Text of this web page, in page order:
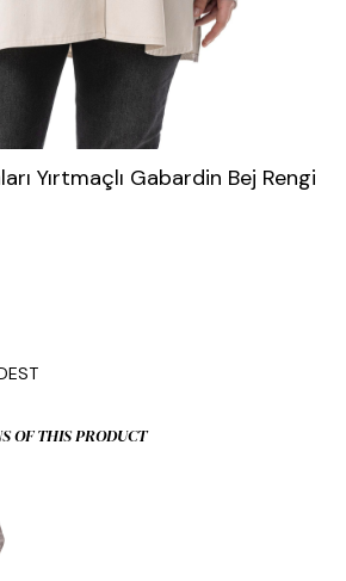
Yırtmaçlı Gabardin Bej Rengi
OF THIS PRODUCT